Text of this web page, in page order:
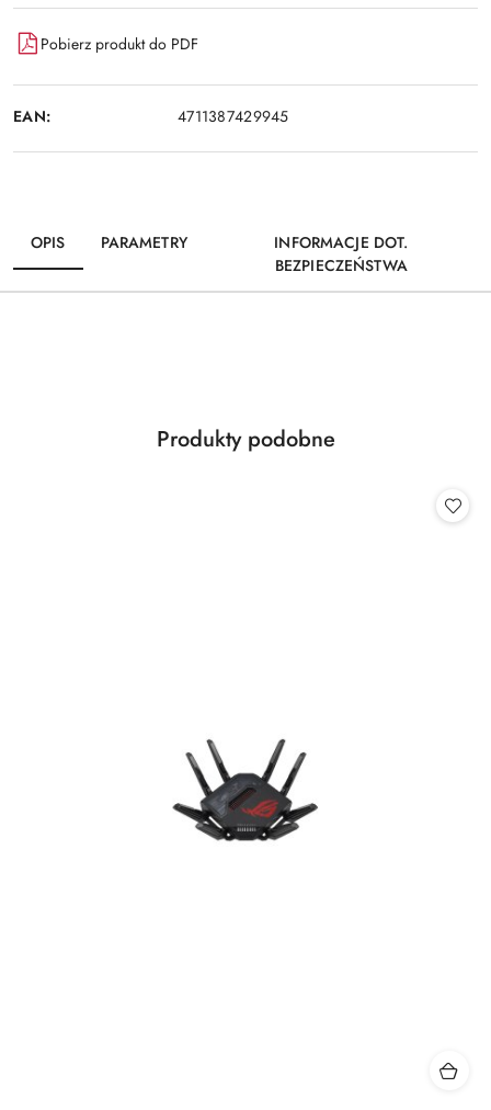
Pobierz produkt do PDF
EAN: 4711387429945
OPIS PARAMETRY
INFORMACJE DOT.
BEZPIECZEŃSTWA
Pomiń karuzelę produktów
Produkty
Produkty podobne